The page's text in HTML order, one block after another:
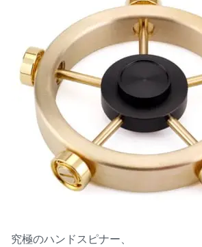
究極のハンドスピナー、